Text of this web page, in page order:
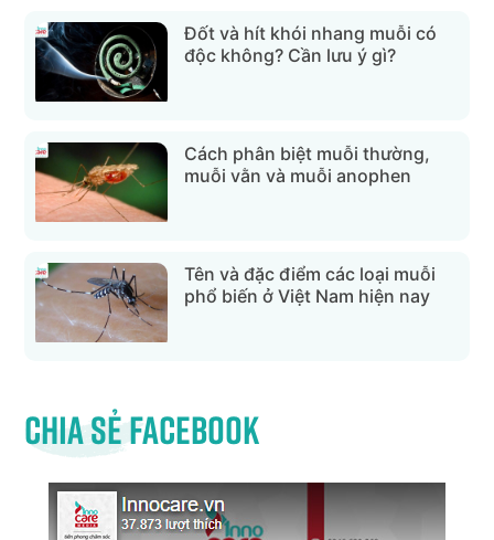
Đốt và hít khói nhang muỗi có
độc không? Cần lưu ý gì?
Cách phân biệt muỗi thường,
muỗi vằn và muỗi anophen
Tên và đặc điểm các loại muỗi
phổ biến ở Việt Nam hiện nay
Chia sẻ Facebook